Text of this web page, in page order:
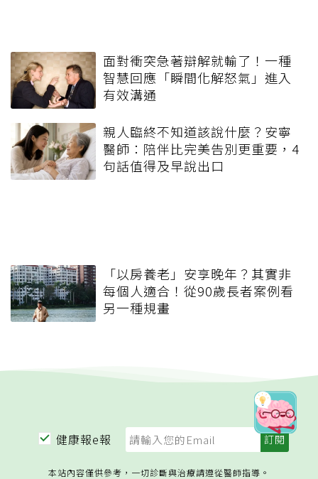
面對衝突急著辯解就輸了！一種
智慧回應「瞬間化解怒氣」進入
有效溝通
親人臨終不知道該說什麼？安寧
醫師：陪伴比完美告別更重要，4
句話值得及早說出口
「以房養老」安享晚年？其實非
每個人適合！從90歲長者案例看
另一種規畫
健康報e報
本站內容僅供參考，一切診斷與治療請遵從醫師指導。